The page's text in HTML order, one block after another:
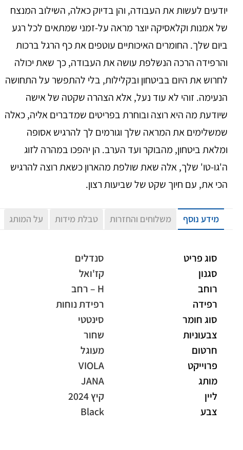
יודעים לעשות את העבודה, והן בדיוק כאלה, השילוב המנצח
של אמנות וקלאסיקה יוצר מראה על-זמני שמתאים לכל רגע
ביום שלך. החומרים האיכותיים עוטפים את כף הרגל ברכות
והרפידה הרכה הנשלפת עושה את העבודה, כך שאת יכולה
לחרוש את היום בביטחון ובקלילות, בלי להתפשר על התחושה
הנעימה. זוהי לא עוד נעל, אלא הצהרה שקטה של אישה
שיודעת מה היא רוצה ובוחרת בפריטים שמדברים אליה, כאלה
שמשלימים את המראה שלך וגורמים לך להרגיש אסופה
ומלאת ביטחון, מהבוקר ועד הערב. הן יהפכו במהרה לזוג
ה'גו-טו' שלך, אלה שאת שולפת מהארון כשאת רוצה להרגיש
הכי את, עם חיוך שקט של שביעות רצון.
מידע נוסף משלוחים והחזרות טבלת מידות על המותג
סוג פריט
סנדלים
סגנון
קז'ואל
רוחב
H – רחב
רפידה
רפידת נוחות
סוג חומר
סינטטי
צבעוניות
שחור
חרטום
מעוגל
פרוייקט
VIOLA
מותג
JANA
ליין
קיץ 2024
צבע
Black